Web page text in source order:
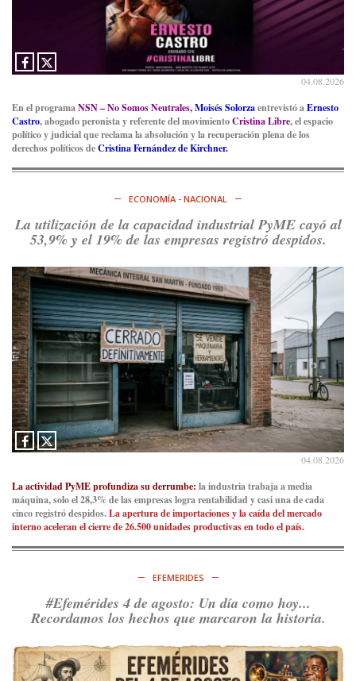
04.08.2026
En el programaNSN – No Somos Neutrales,Moisés Solorzaentrevistó aErnesto
Castro, abogado peronista y referente del movimientoCristina Libre, el espacio
político y judicial que reclama la absolución y la recuperación plena de los
derechos políticos deCristina Fernández de Kirchner.
ECONOMÍA - NACIONAL
La utilización de la capacidad industrial PyME cayó al
53,9% y el 19% de las empresas registró despidos.
04.08.2026
La actividad PyME profundiza su derrumbe: la industria trabaja a media
máquina, solo el 28,3% de las empresas logra rentabilidad y casi una de cada
cinco registró despidos.La apertura de importaciones y la caída del mercado
interno aceleran el cierre de 26.500 unidades productivas en todo el país.
EFEMERIDES
#Efemérides 4 de agosto: Un día como hoy...
Recordamos los hechos que marcaron la historia.